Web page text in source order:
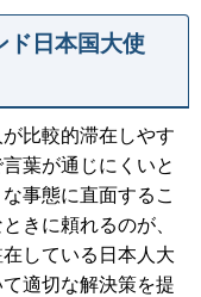
ド日本国大使
比較的滞在しやす
葉が通じにくいと
事態に直面するこ
きに頼れるのが、
している日本人大
適切な解決策を提